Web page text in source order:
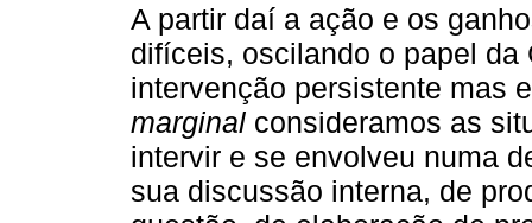
A partir daí a ação e os
difíceis, oscilando o papel
intervenção persistente mas
marginal consideramos as
intervir e se envolveu numa
sua discussão interna, de